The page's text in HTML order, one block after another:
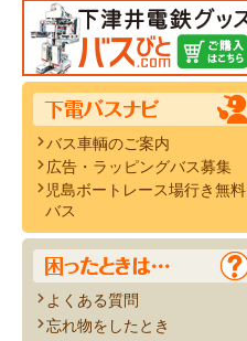
バス車輌のご案内
広告・ラッピングバス募集
児島ボートレース場行き無料
バス
よくある質問
忘れ物をしたとき